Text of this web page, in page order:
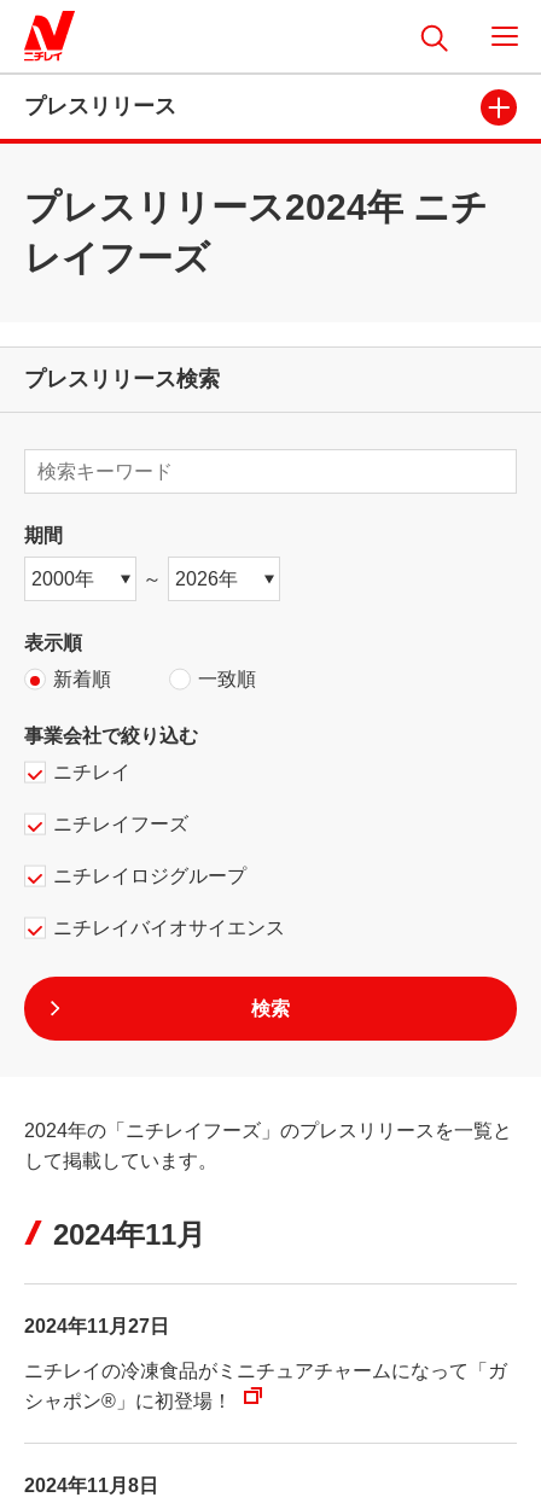
プレスリリース
プレスリリース2024年 ニチ
レイフーズ
2024年の「ニチレイフーズ」のプレスリリースを一覧と
して掲載しています。
2024年11月
2024年11月27日
ニチレイの冷凍食品がミニチュアチャームになって「ガ
シャポン®」に初登場！
2024年11月8日
プレスリリース検索
期間
～
表示順
新着順
一致順
事業会社で絞り込む
ニチレイ
ニチレイフーズ
ニチレイロジグループ
ニチレイバイオサイエンス